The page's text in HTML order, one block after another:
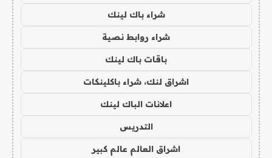
شراء باك لينك
شراء روابط نصية
باقات باك لينك
اشراق لنك، شراء باكلينكات
اعلانات الباك لينك
التدريس
اشراق العالم عالم كبير